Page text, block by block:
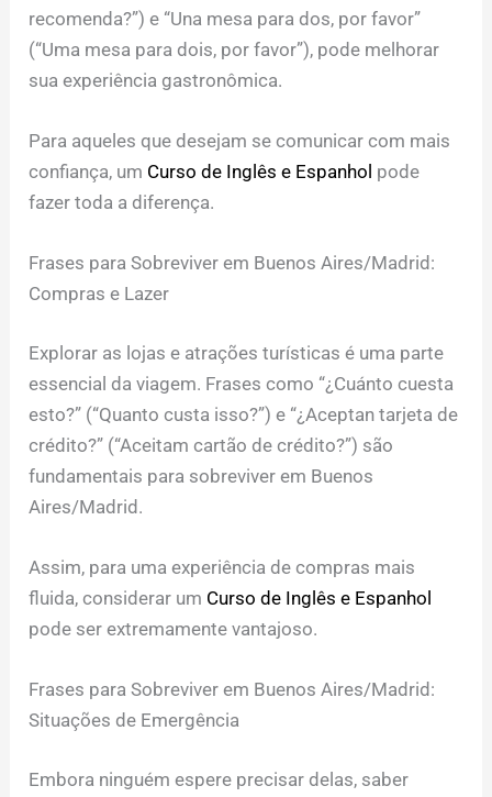
recomenda?”) e “Una mesa para dos, por favor”
(“Uma mesa para dois, por favor”), pode melhorar
sua experiência gastronômica.
Para aqueles que desejam se comunicar com mais
confiança, um Curso de Inglês e Espanhol pode
fazer toda a diferença.
Frases para Sobreviver em Buenos Aires/Madrid:
Compras e Lazer
Explorar as lojas e atrações turísticas é uma parte
essencial da viagem. Frases como “¿Cuánto cuesta
esto?” (“Quanto custa isso?”) e “¿Aceptan tarjeta de
crédito?” (“Aceitam cartão de crédito?”) são
fundamentais para sobreviver em Buenos
Aires/Madrid.
Assim, para uma experiência de compras mais
fluida, considerar um Curso de Inglês e Espanhol
pode ser extremamente vantajoso.
Frases para Sobreviver em Buenos Aires/Madrid:
Situações de Emergência
Embora ninguém espere precisar delas, saber